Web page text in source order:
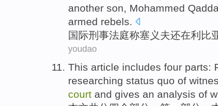
another son, Mohammed
armed rebels.
国际刑事法庭称塞义夫还在利比
youdao
This article includes four parts:
researching status quo of
court and gives an analysis of